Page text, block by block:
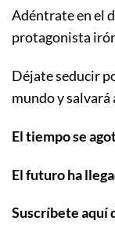
Adéntrate en el
protagonista
Déjate seducir
mundo y salvará
El tiempo se
El futuro ha
Suscríbete aquí